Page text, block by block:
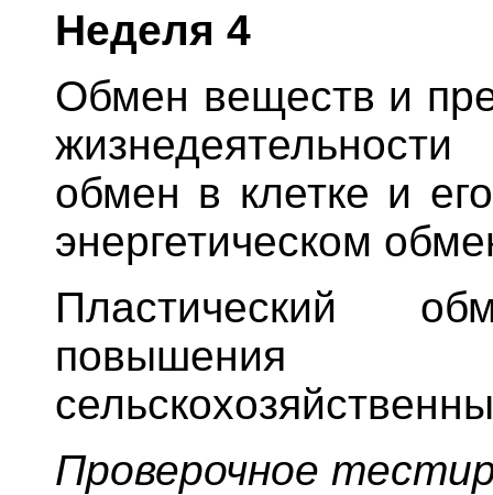
Неделя 4
Обмен веществ и
обмен в клетке и
энергетическом
Пластический
повышения
Проверочное